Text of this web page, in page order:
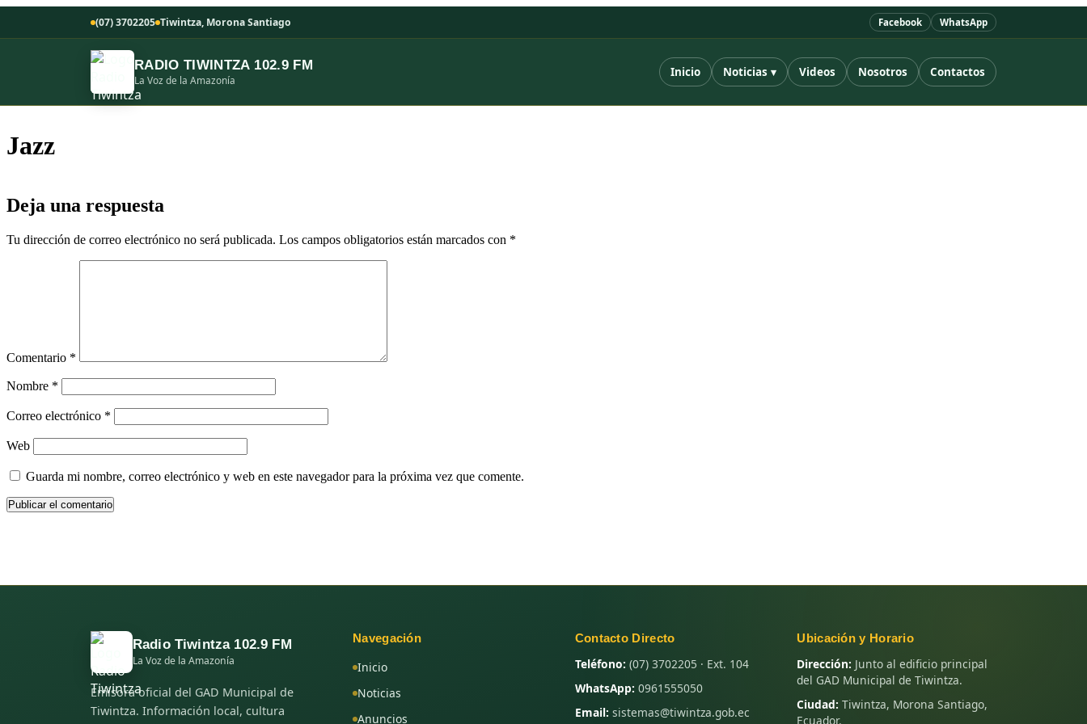
(07) 3702205 Tiwintza, Morona Santiago Facebook WhatsApp
RADIO TIWINTZA 102.9 FM
La Voz de la Amazonía
Inicio Noticias ▾ Videos Nosotros Contactos
Jazz
Deja una respuesta
Tu dirección de correo electrónico no será publicada. Los campos obligatorios están marcados con *
Comentario *
Nombre *
Correo electrónico *
Web
Guarda mi nombre, correo electrónico y web en este navegador para la próxima vez que comente.
Radio Tiwintza 102.9 FM
La Voz de la Amazonía
Emisora oficial del GAD Municipal de
Tiwintza. Información local, cultura
Navegación
Inicio
Noticias
Anuncios
Contacto Directo
Teléfono: (07) 3702205 · Ext. 104
WhatsApp: 0961555050
Email: sistemas@tiwintza.gob.ec
Ubicación y Horario
Dirección: Junto al edificio principal
del GAD Municipal de Tiwintza.
Ciudad: Tiwintza, Morona Santiago,
Ecuador.